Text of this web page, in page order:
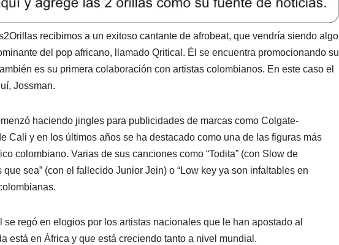
e
a
d
s
recibimos a un exitoso cantante de afrobeat, que vendría siendo algo
del pop africano, llamado Qritical. Él se encuentra promocionando su
es su primera colaboración con artistas colombianos. En este caso el
Jossman.
haciendo jingles para publicidades de marcas como Colgate-
Cali y en los últimos años se ha destacado como una de las figuras más
colombiano. Varias de sus canciones como “Todita” (con Slow de
que sea” (con el fallecido Junior Jein) o “Low key ya son infaltables en
se regó en elogios por los artistas nacionales que le han apostado al
está en África y que está creciendo tanto a nivel mundial.